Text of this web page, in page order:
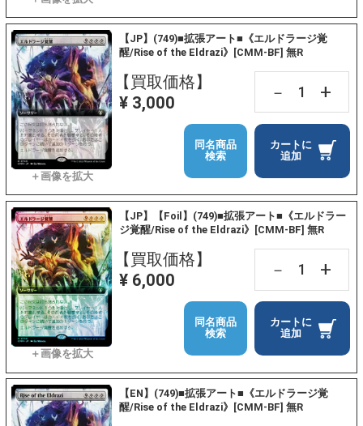
【JP】(749)■拡張アート■《エルドラージ覚
醒/Rise of the Eldrazi》[CMM-BF] 無R
【買取価格】
¥ 3,000
－ +
カートに
追加
同名商品
検索
【JP】【Foil】(749)■拡張アート■《エルドラー
ジ覚醒/Rise of the Eldrazi》[CMM-BF] 無R
【買取価格】
¥ 6,000
－ +
カートに
追加
同名商品
検索
【EN】(749)■拡張アート■《エルドラージ覚
醒/Rise of the Eldrazi》[CMM-BF] 無R